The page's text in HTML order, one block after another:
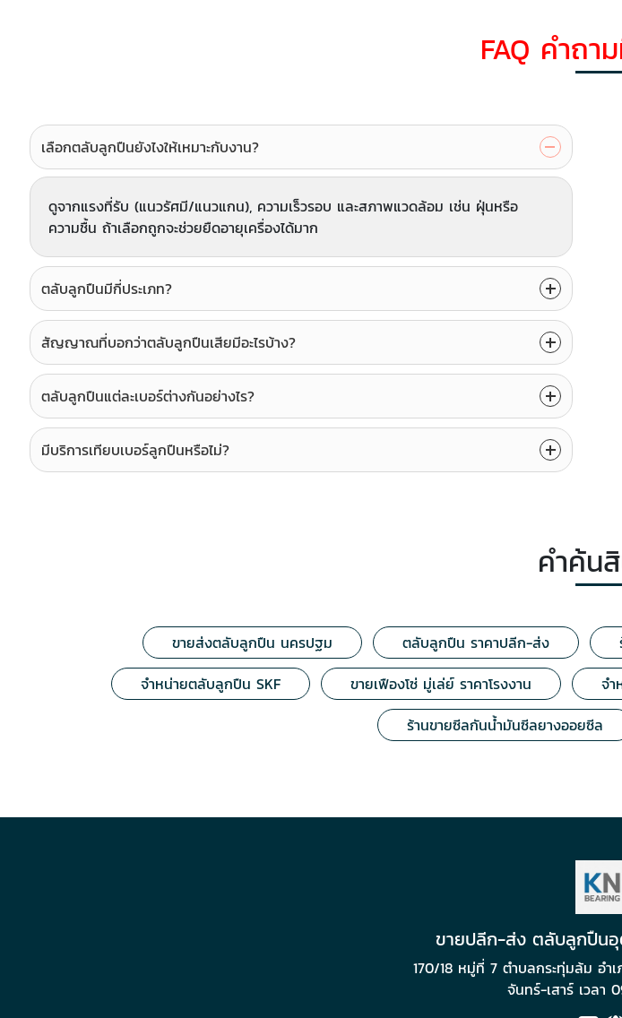
FAQ คำถ
เลือกตลับลูกปืนยังไงให้เหมาะกับงาน?
ดูจากแรงที่รับ (แนวรัศมี/แนวแกน), ความเร็วรอบ และสภาพแวดล้อม เช่น ฝุ่นหรือ
ความชื้น ถ้าเลือกถูกจะช่วยยืดอายุเครื่องได้มาก
ตลับลูกปืนมีกี่ประเภท?
สัญญาณที่บอกว่าตลับลูกปืนเสียมีอะไรบ้าง?
ตลับลูกปืนแต่ละเบอร์ต่างกันอย่างไร?
มีบริการเทียบเบอร์ลูกปืนหรือไม่?
คำค้น
ขายส่งตลับลูกปืน นครปฐม ตลับลูกปืน ราคาปลีก-ส่ง
จำหน่ายตลับลูกปืน SKF
ขายเฟืองโซ่ มู่เล่ย์ ราคาโรงงาน จำ
ร้านขายซีลกันน้ำมันซีลยางออยซีล
ขายปลีก-ส่ง ตลับลูกปืน
170/18 หมู่ที่ 7 ตำบลกระทุ่มล้ม อำ
จันทร์-เสาร์ เวลา